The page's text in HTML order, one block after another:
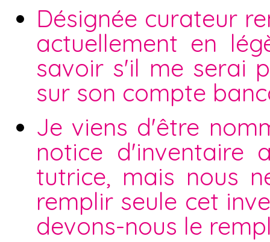
Désignée curateur
actuellement en
savoir s'il me serai
sur son compte
Je viens d'être
notice d'inventaire
tutrice, mais nous
remplir seule cet
devons-nous le